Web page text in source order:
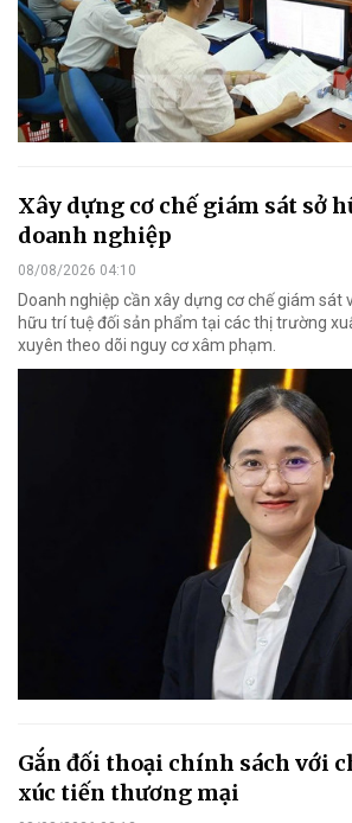
Xây dựng cơ chế giám sát sở
doanh nghiệp
08/08/2026 04:10
Doanh nghiệp cần xây dựng cơ chế giám sát
hữu trí tuệ đối sản phẩm tại các thị trường
xuyên theo dõi nguy cơ xâm phạm.
Gắn đối thoại chính sách với
xúc tiến thương mại